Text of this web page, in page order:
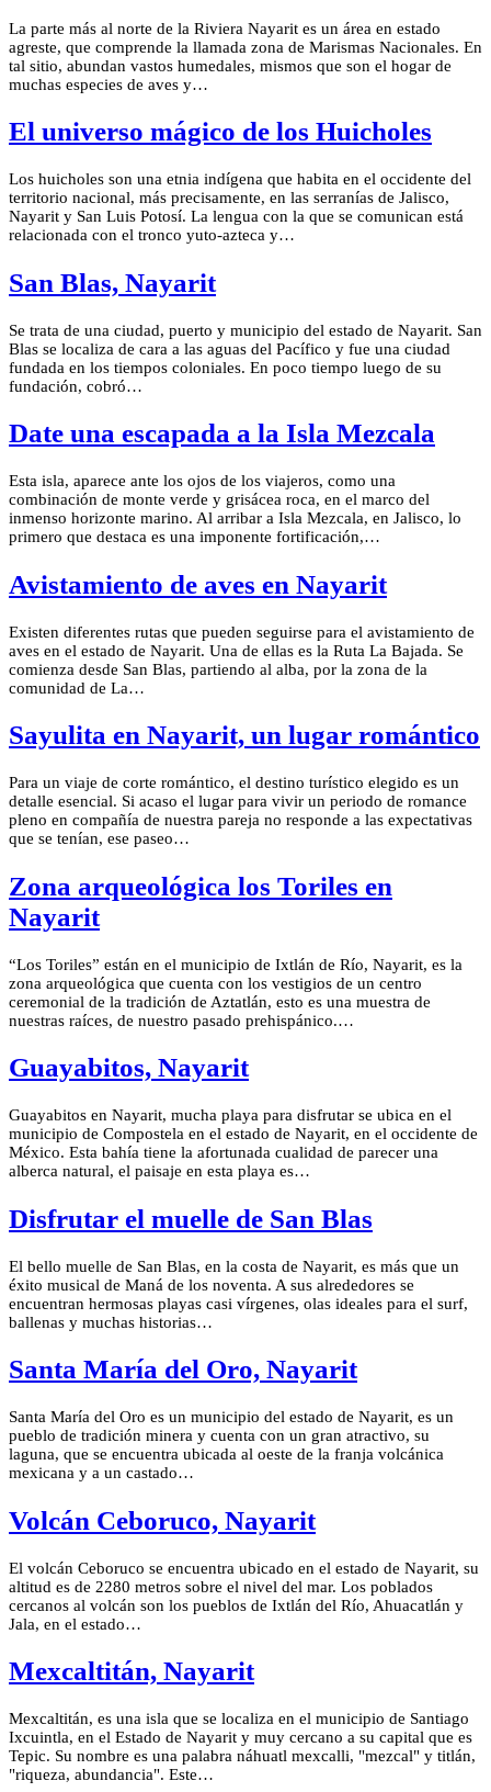
La parte más al norte de la Riviera Nayarit es un área en estado
agreste, que comprende la llamada zona de Marismas Nacionales. En
tal sitio, abundan vastos humedales, mismos que son el hogar de
muchas especies de aves y…
El universo mágico de los Huicholes
Los huicholes son una etnia indígena que habita en el occidente del
territorio nacional, más precisamente, en las serranías de Jalisco,
Nayarit y San Luis Potosí. La lengua con la que se comunican está
relacionada con el tronco yuto-azteca y…
San Blas, Nayarit
Se trata de una ciudad, puerto y municipio del estado de Nayarit. San
Blas se localiza de cara a las aguas del Pacífico y fue una ciudad
fundada en los tiempos coloniales. En poco tiempo luego de su
fundación, cobró…
Date una escapada a la Isla Mezcala
Esta isla, aparece ante los ojos de los viajeros, como una
combinación de monte verde y grisácea roca, en el marco del
inmenso horizonte marino. Al arribar a Isla Mezcala, en Jalisco, lo
primero que destaca es una imponente fortificación,…
Avistamiento de aves en Nayarit
Existen diferentes rutas que pueden seguirse para el avistamiento de
aves en el estado de Nayarit. Una de ellas es la Ruta La Bajada. Se
comienza desde San Blas, partiendo al alba, por la zona de la
comunidad de La…
Sayulita en Nayarit, un lugar romántico
Para un viaje de corte romántico, el destino turístico elegido es un
detalle esencial. Si acaso el lugar para vivir un periodo de romance
pleno en compañía de nuestra pareja no responde a las expectativas
que se tenían, ese paseo…
Zona arqueológica los Toriles en
Nayarit
“Los Toriles” están en el municipio de Ixtlán de Río, Nayarit, es la
zona arqueológica que cuenta con los vestigios de un centro
ceremonial de la tradición de Aztatlán, esto es una muestra de
nuestras raíces, de nuestro pasado prehispánico.…
Guayabitos, Nayarit
Guayabitos en Nayarit, mucha playa para disfrutar se ubica en el
municipio de Compostela en el estado de Nayarit, en el occidente de
México. Esta bahía tiene la afortunada cualidad de parecer una
alberca natural, el paisaje en esta playa es…
Disfrutar el muelle de San Blas
El bello muelle de San Blas, en la costa de Nayarit, es más que un
éxito musical de Maná de los noventa. A sus alrededores se
encuentran hermosas playas casi vírgenes, olas ideales para el surf,
ballenas y muchas historias…
Santa María del Oro, Nayarit
Santa María del Oro es un municipio del estado de Nayarit, es un
pueblo de tradición minera y cuenta con un gran atractivo, su
laguna, que se encuentra ubicada al oeste de la franja volcánica
mexicana y a un castado…
Volcán Ceboruco, Nayarit
El volcán Ceboruco se encuentra ubicado en el estado de Nayarit, su
altitud es de 2280 metros sobre el nivel del mar. Los poblados
cercanos al volcán son los pueblos de Ixtlán del Río, Ahuacatlán y
Jala, en el estado…
Mexcaltitán, Nayarit
Mexcaltitán, es una isla que se localiza en el municipio de Santiago
Ixcuintla, en el Estado de Nayarit y muy cercano a su capital que es
Tepic. Su nombre es una palabra náhuatl mexcalli, "mezcal" y titlán,
"riqueza, abundancia". Este…